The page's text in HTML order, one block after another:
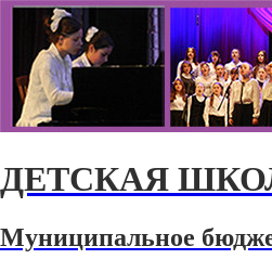
ДЕТСКАЯ
Муниципальное